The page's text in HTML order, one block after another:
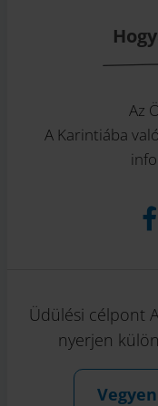
Az
A Karintiába
Üdülési célpont
nyerjen